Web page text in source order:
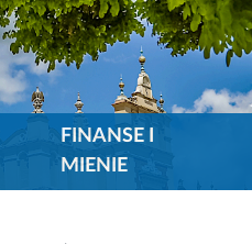
FINANSE I
MIENIE